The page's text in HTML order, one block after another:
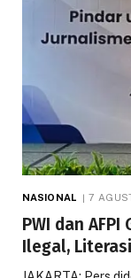
NASIONAL 7
PWI dan
Ilegal,